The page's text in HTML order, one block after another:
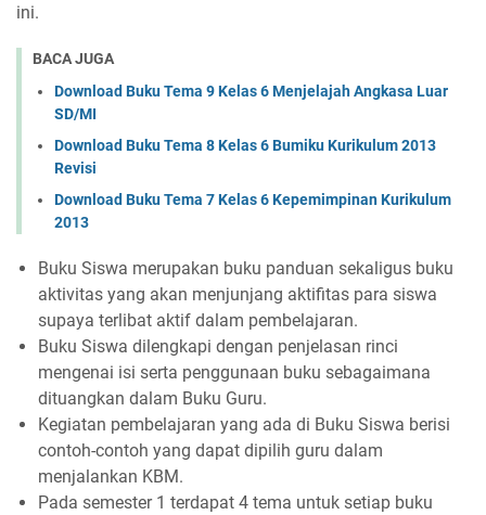
ini.
BACA JUGA
Download Buku Tema 9 Kelas 6 Menjelajah Angkasa Luar
SD/MI
Download Buku Tema 8 Kelas 6 Bumiku Kurikulum 2013
Revisi
Download Buku Tema 7 Kelas 6 Kepemimpinan Kurikulum
2013
Buku Siswa merupakan buku panduan sekaligus buku
aktivitas yang akan menjunjang aktifitas para siswa
supaya terlibat aktif dalam pembelajaran.
Buku Siswa dilengkapi dengan penjelasan rinci
mengenai isi serta penggunaan buku sebagaimana
dituangkan dalam Buku Guru.
Kegiatan pembelajaran yang ada di Buku Siswa berisi
contoh-contoh yang dapat dipilih guru dalam
menjalankan KBM.
Pada semester 1 terdapat 4 tema untuk setiap buku